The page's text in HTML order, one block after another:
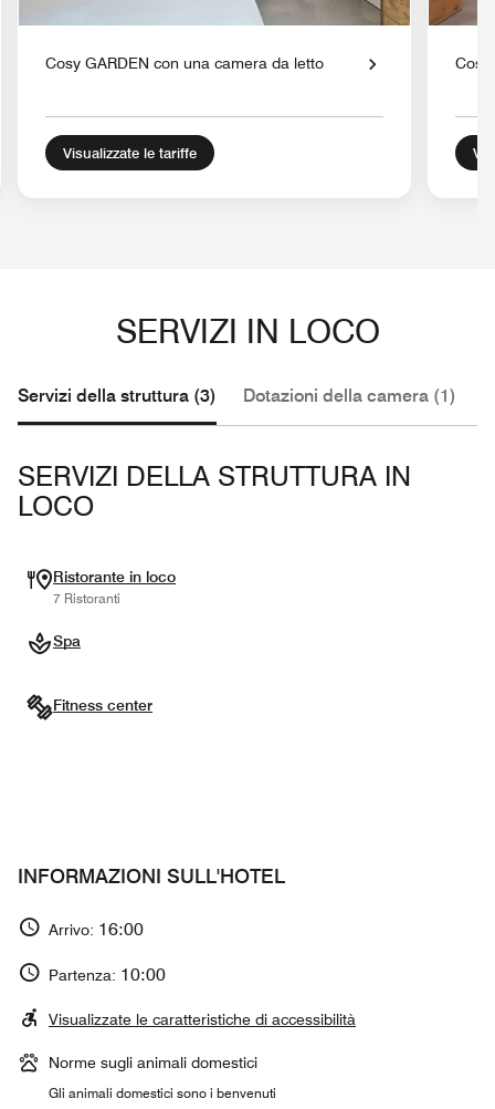
Cosy GARDEN con una camera da letto
Visualizzate le tariffe
Cosy
SERVIZI IN LOCO
Servizi della struttura (3) Dotazioni della camera (1)
SERVIZI DELLA STRUTTURA IN
LOCO
Ristorante in loco
7 Ristoranti
Spa
Fitness center
INFORMAZIONI SULL'HOTEL
Arrivo: 16:00
Partenza: 10:00
Visualizzate le caratteristiche di accessibilità
Norme sugli animali domestici
Gli animali domestici sono i benvenuti